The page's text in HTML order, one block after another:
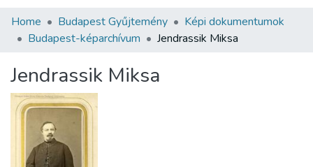
Communities & Collections
Statistics
About us
Home Budapest Gyűjtemény
Képi dokumentumok
Budapest-képarchívum
Jendrassik Miksa
Jendrassik Miksa